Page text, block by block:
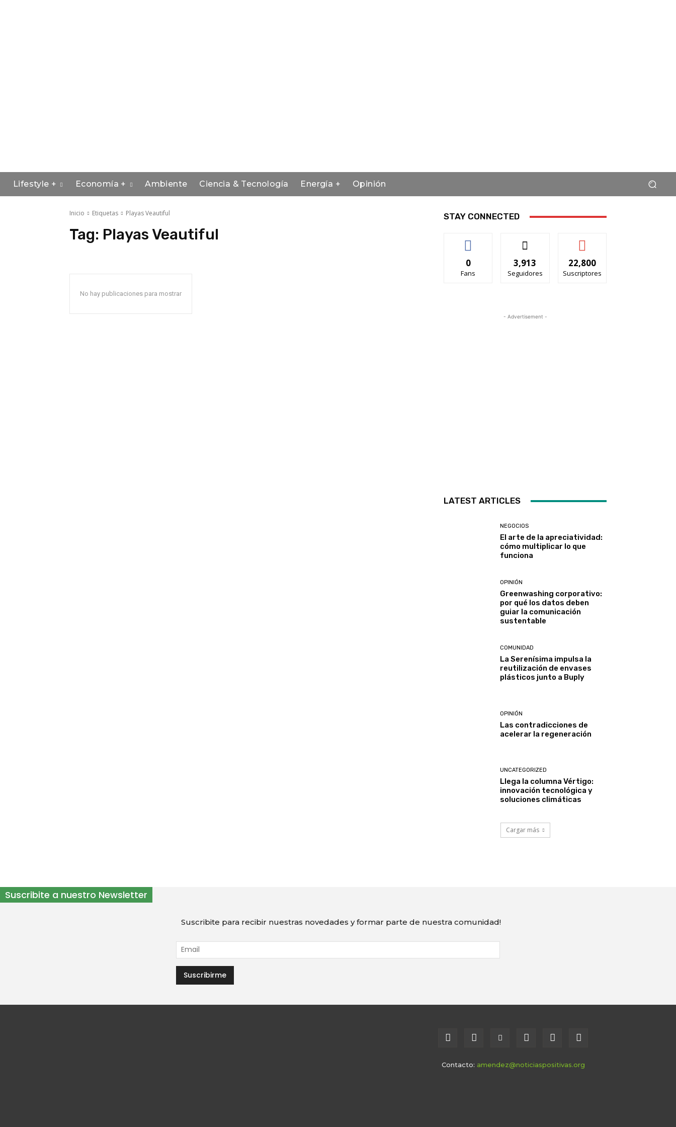
Lifestyle + Economía + Ambiente Ciencia & Tecnología Energía + Opinión
Inicio Etiquetas Playas Veautiful
Tag: Playas Veautiful
No hay publicaciones para mostrar
STAY CONNECTED
0
Fans
3,913
Seguidores
22,800
Suscriptores
- Advertisement -
LATEST ARTICLES
NEGOCIOS
El arte de la apreciatividad:
cómo multiplicar lo que
funciona
OPINIÓN
Greenwashing corporativo:
por qué los datos deben
guiar la comunicación
sustentable
COMUNIDAD
La Serenísima impulsa la
reutilización de envases
plásticos junto a Buply
OPINIÓN
Las contradicciones de
acelerar la regeneración
UNCATEGORIZED
Llega la columna Vértigo:
innovación tecnológica y
soluciones climáticas
Cargar más
Suscribite a nuestro Newsletter
Suscribite para recibir nuestras novedades y formar parte de nuestra comunidad!
Contacto: amendez@noticiaspositivas.org